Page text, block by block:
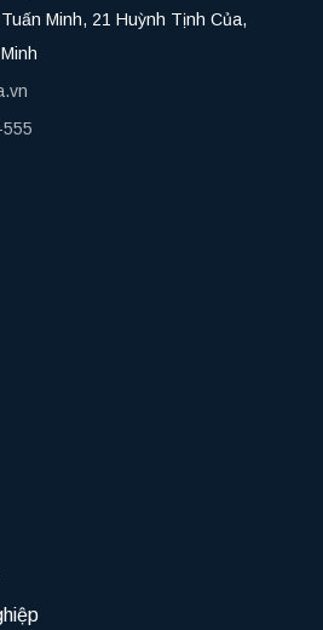
Minh, 21 Huỳnh Tịnh Của,